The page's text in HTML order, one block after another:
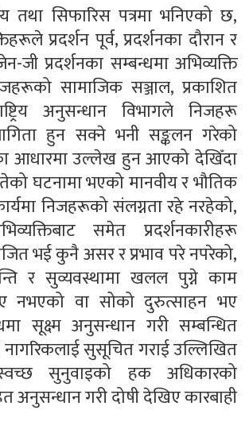
तथा सिफारिस पत्रमा भनिएको छ,
प्रदर्शन पूर्व, प्रदर्शनका दौरान र
जी प्रदर्शनका सम्बन्धमा अभिव्यक्ति
सामाजिक सञ्जाल, प्रकाशित
अनुसन्धान विभागले निजहरू
हुन सक्ने भनी सङ्कलन गरेको
आधारमा उल्लेख हुन आएको देखिँदा
घटनामा भएको मानवीय र भौतिक
निजहरूको संलग्नता रहे नरहेको,
समेत प्रदर्शनकारीहरू
भई कुनै असर र प्रभाव परे नपरेको,
र सुव्यवस्थामा खलल पुग्ने काम
नभएको वा सोको दुरुत्साहन भए
सूक्ष्म अनुसन्धान गरी सम्बन्धित
सुसूचित गराई उल्लिखित
सुनुवाइको हक अधिकारको
अनुसन्धान गरी दोषी देखिए कारबाही